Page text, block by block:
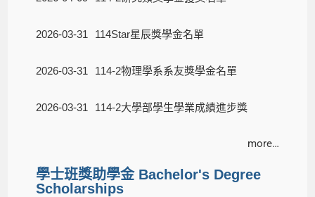
2026-03-31 114Star星辰獎學金名單
2026-03-31 114-2物理學系系友獎學金名單
2026-03-31 114-2大學部學生學業成績進步獎
more…
學士班獎助學金 Bachelor's Degree
Scholarships